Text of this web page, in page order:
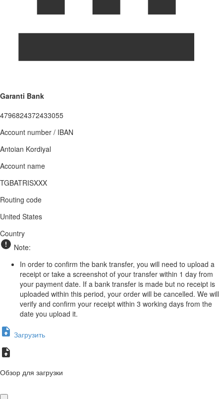
Garanti Bank
4796824372433055
Account number / IBAN
Antoian Kordiyal
Account name
TGBATRISXXX
Routing code
United States
Country
Note:
In order to confirm the bank transfer, you will need to upload a
receipt or take a screenshot of your transfer within 1 day from
your payment date. If a bank transfer is made but no receipt is
uploaded within this period, your order will be cancelled. We will
verify and confirm your receipt within 3 working days from the
date you upload it.
Загрузить
Обзор для загрузки